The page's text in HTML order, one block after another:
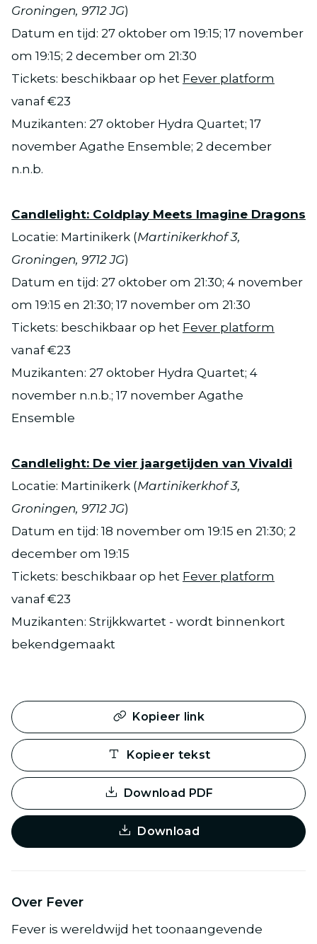
Groningen, 9712 JG)
Datum en tijd: 27 oktober om 19:15; 17 november
om 19:15; 2 december om 21:30
Tickets: beschikbaar op het Fever platform
vanaf €23
Muzikanten: 27 oktober Hydra Quartet; 17
november Agathe Ensemble; 2 december
n.n.b.
Candlelight: Coldplay Meets Imagine Dragons
Locatie: Martinikerk (Martinikerkhof 3,
Groningen, 9712 JG)
Datum en tijd: 27 oktober om 21:30; 4 november
om 19:15 en 21:30; 17 november om 21:30
Tickets: beschikbaar op het Fever platform
vanaf €23
Muzikanten: 27 oktober Hydra Quartet; 4
november n.n.b.; 17 november Agathe
Ensemble
Candlelight: De vier jaargetijden van Vivaldi
Locatie: Martinikerk (Martinikerkhof 3,
Groningen, 9712 JG)
Datum en tijd: 18 november om 19:15 en 21:30; 2
december om 19:15
Tickets: beschikbaar op het Fever platform
vanaf €23
Muzikanten: Strijkkwartet - wordt binnenkort
bekendgemaakt
Kopieer link
Kopieer tekst
Download PDF
Download
Over Fever
Fever is wereldwijd het toonaangevende